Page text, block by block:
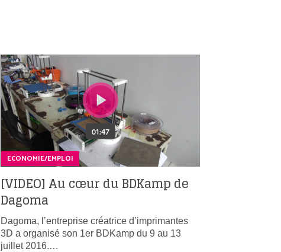
ECONOMIE/EMPLOI
[VIDEO] Au cœur du BDKamp de
Dagoma
Dagoma, l’entreprise créatrice d’imprimantes
3D a organisé son 1er BDKamp du 9 au 13
juillet 2016.…